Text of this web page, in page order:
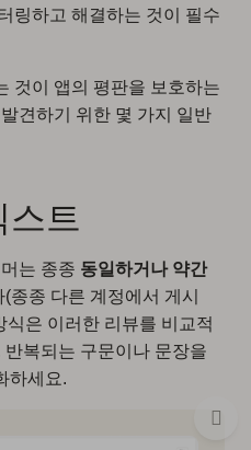
링하고 해결하는 것이 필수
것이 앱의 평판을 보호하는
견하기 위한 몇 가지 일반
스트
는 종종 동일하거나 약간
종종 다른 계정에서 게시
은 이러한 리뷰를 비교적
복되는 구문이나 문장을
하세요.